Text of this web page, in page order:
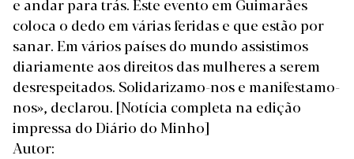
e andar para trás. Este evento em Guimarães
coloca o dedo em várias feridas e que estão por
sanar. Em vários países do mundo assistimos
diariamente aos direitos das mulheres a serem
desrespeitados. Solidarizamo-nos e manifestamo-
nos», declarou. [Notícia completa na edição
impressa do Diário do Minho]
Autor: